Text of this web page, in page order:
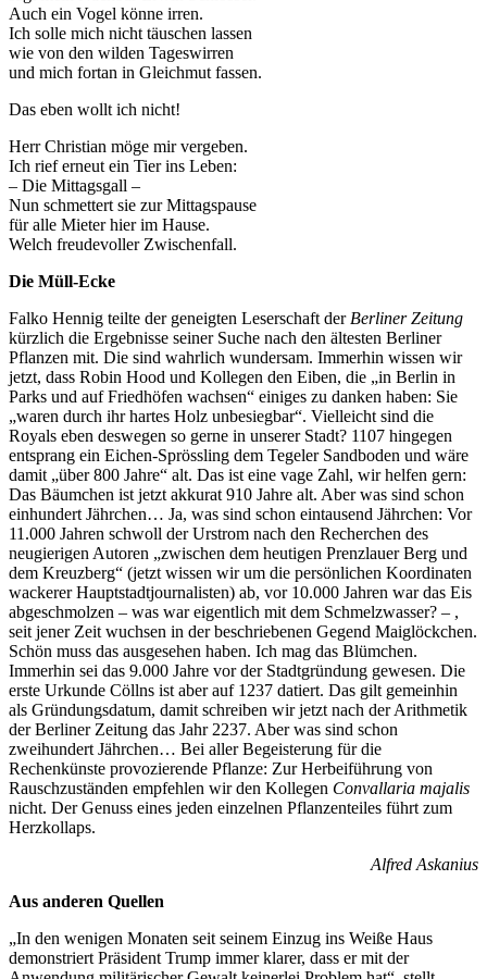
Auch ein Vogel könne irren.
Ich solle mich nicht täuschen lassen
wie von den wilden Tageswirren
und mich fortan in Gleichmut fassen.
Das eben wollt ich nicht!
Herr Christian möge mir vergeben.
Ich rief erneut ein Tier ins Leben:
– Die Mittagsgall –
Nun schmettert sie zur Mittagspause
für alle Mieter hier im Hause.
Welch freudevoller Zwischenfall.
Die Müll-Ecke
Falko Hennig teilte der geneigten Leserschaft der Berliner Zeitung
kürzlich die Ergebnisse seiner Suche nach den ältesten Berliner
Pflanzen mit. Die sind wahrlich wundersam. Immerhin wissen wir
jetzt, dass Robin Hood und Kollegen den Eiben, die „in Berlin in
Parks und auf Friedhöfen wachsen“ einiges zu danken haben: Sie
„waren durch ihr hartes Holz unbesiegbar“. Vielleicht sind die
Royals eben deswegen so gerne in unserer Stadt? 1107 hingegen
entsprang ein Eichen-Sprössling dem Tegeler Sandboden und wäre
damit „über 800 Jahre“ alt. Das ist eine vage Zahl, wir helfen gern:
Das Bäumchen ist jetzt akkurat 910 Jahre alt. Aber was sind schon
einhundert Jährchen… Ja, was sind schon eintausend Jährchen: Vor
11.000 Jahren schwoll der Urstrom nach den Recherchen des
neugierigen Autoren „zwischen dem heutigen Prenzlauer Berg und
dem Kreuzberg“ (jetzt wissen wir um die persönlichen Koordinaten
wackerer Hauptstadtjournalisten) ab, vor 10.000 Jahren war das Eis
abgeschmolzen – was war eigentlich mit dem Schmelzwasser? – ,
seit jener Zeit wuchsen in der beschriebenen Gegend Maiglöckchen.
Schön muss das ausgesehen haben. Ich mag das Blümchen.
Immerhin sei das 9.000 Jahre vor der Stadtgründung gewesen. Die
erste Urkunde Cöllns ist aber auf 1237 datiert. Das gilt gemeinhin
als Gründungsdatum, damit schreiben wir jetzt nach der Arithmetik
der Berliner Zeitung das Jahr 2237. Aber was sind schon
zweihundert Jährchen… Bei aller Begeisterung für die
Rechenkünste provozierende Pflanze: Zur Herbeiführung von
Rauschzuständen empfehlen wir den Kollegen Convallaria majalis
nicht. Der Genuss eines jeden einzelnen Pflanzenteiles führt zum
Herzkollaps.
Alfred Askanius
Aus anderen Quellen
„In den wenigen Monaten seit seinem Einzug ins Weiße Haus
demonstriert Präsident Trump immer klarer, dass er mit der